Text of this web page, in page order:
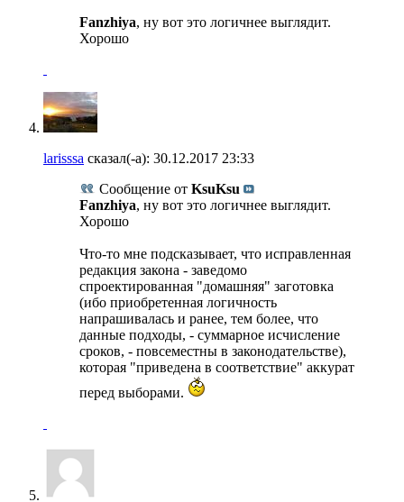
Fanzhiya, ну вот это логичнее выглядит.
Хорошо
larisssa сказал(-а): 30.12.2017 23:33
Сообщение от KsuKsu
Fanzhiya, ну вот это логичнее выглядит.
Хорошо
Что-то мне подсказывает, что исправленная
редакция закона - заведомо
спроектированная "домашняя" заготовка
(ибо приобретенная логичность
напрашивалась и ранее, тем более, что
данные подходы, - суммарное исчисление
сроков, - повсеместны в законодательстве),
которая "приведена в соответствие" аккурат
перед выборами.